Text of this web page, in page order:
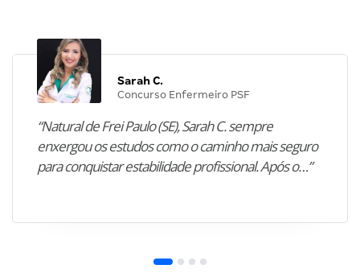
Sarah C.
Concurso Enfermeiro PSF
“Natural de Frei Paulo (SE), Sarah C. sempre
enxergou os estudos como o caminho mais seguro
para conquistar estabilidade profissional. Após o…”